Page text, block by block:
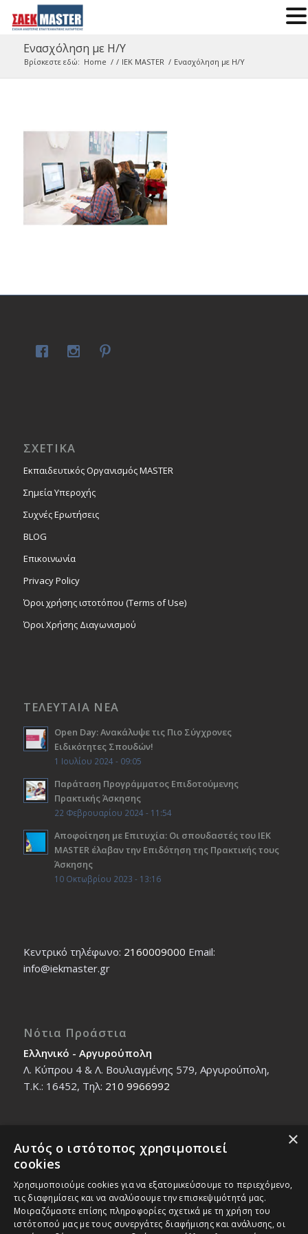
Ενασχόληση με Η/Υ
Βρίσκεστε εδώ: Home / / ΙΕΚ MASTER / Ενασχόληση με Η/Υ
ΣΧΕΤΙΚΑ
Εκπαιδευτικός Οργανισμός MASTER
Σημεία Υπεροχής
Συχνές Ερωτήσεις
BLOG
Επικοινωνία
Privacy Policy
Όροι χρήσης ιστοτόπου (Terms of Use)
Όροι Χρήσης Διαγωνισμού
ΤΕΛΕΥΤΑΙΑ ΝΕΑ
Open Day: Ανακάλυψε τις Πιο Σύγχρονες
Ειδικότητες Σπουδών!
1 Ιουλίου 2024 - 09:05
Παράταση Προγράμματος Επιδοτούμενης
Πρακτικής Άσκησης
22 Φεβρουαρίου 2024 - 11:54
Αποφοίτηση με Επιτυχία: Οι σπουδαστές του ΙΕΚ
ΜΑSTER έλαβαν την Επιδότηση της Πρακτικής τους
Άσκησης
10 Οκτωβρίου 2023 - 13:16
Κεντρικό τηλέφωνο: 2160009000 Εmail:
info@iekmaster.gr
Νότια Προάστια
Ελληνικό - Αργυρούπολη
Λ. Κύπρου 4 & Λ. Βουλιαγμένης 579, Αργυρούπολη,
T.K.: 16452, Τηλ: 210 9966992
Βόρεια Προάστια
Νέο Ηράκλειο - Μαρούσι
Ζαλοκώστα 18 & Εμμανουήλ Παπαδάκη 12, T.K.:
14121, Τηλ:210 2712588
×
Αυτός ο ιστότοπος χρησιμοποιεί
cookies
Χρησιμοποιούμε cookies για να εξατομικεύσουμε το περιεχόμενο,
τις διαφημίσεις και να αναλύσουμε την επισκεψιμότητά μας.
Μοιραζόμαστε επίσης πληροφορίες σχετικά με τη χρήση του
ιστότοπού μας με τους συνεργάτες διαφήμισης και ανάλυσης, οι